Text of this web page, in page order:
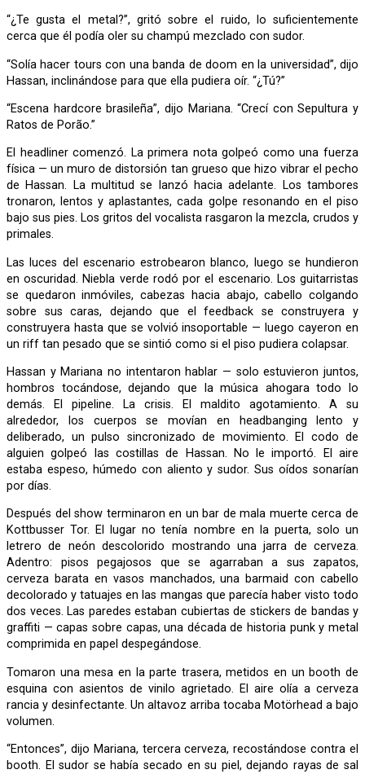
“¿Te gusta el metal?”, gritó sobre el ruido, lo suficientemente
cerca que él podía oler su champú mezclado con sudor.
“Solía hacer tours con una banda de doom en la universidad”, dijo
Hassan, inclinándose para que ella pudiera oír. “¿Tú?”
“Escena hardcore brasileña”, dijo Mariana. “Crecí con Sepultura y
Ratos de Porão.”
El headliner comenzó. La primera nota golpeó como una fuerza
física — un muro de distorsión tan grueso que hizo vibrar el pecho
de Hassan. La multitud se lanzó hacia adelante. Los tambores
tronaron, lentos y aplastantes, cada golpe resonando en el piso
bajo sus pies. Los gritos del vocalista rasgaron la mezcla, crudos y
primales.
Las luces del escenario estrobearon blanco, luego se hundieron
en oscuridad. Niebla verde rodó por el escenario. Los guitarristas
se quedaron inmóviles, cabezas hacia abajo, cabello colgando
sobre sus caras, dejando que el feedback se construyera y
construyera hasta que se volvió insoportable — luego cayeron en
un riff tan pesado que se sintió como si el piso pudiera colapsar.
Hassan y Mariana no intentaron hablar — solo estuvieron juntos,
hombros tocándose, dejando que la música ahogara todo lo
demás. El pipeline. La crisis. El maldito agotamiento. A su
alrededor, los cuerpos se movían en headbanging lento y
deliberado, un pulso sincronizado de movimiento. El codo de
alguien golpeó las costillas de Hassan. No le importó. El aire
estaba espeso, húmedo con aliento y sudor. Sus oídos sonarían
por días.
Después del show terminaron en un bar de mala muerte cerca de
Kottbusser Tor. El lugar no tenía nombre en la puerta, solo un
letrero de neón descolorido mostrando una jarra de cerveza.
Adentro: pisos pegajosos que se agarraban a sus zapatos,
cerveza barata en vasos manchados, una barmaid con cabello
decolorado y tatuajes en las mangas que parecía haber visto todo
dos veces. Las paredes estaban cubiertas de stickers de bandas y
graffiti — capas sobre capas, una década de historia punk y metal
comprimida en papel despegándose.
Tomaron una mesa en la parte trasera, metidos en un booth de
esquina con asientos de vinilo agrietado. El aire olía a cerveza
rancia y desinfectante. Un altavoz arriba tocaba Motörhead a bajo
volumen.
“Entonces”, dijo Mariana, tercera cerveza, recostándose contra el
booth. El sudor se había secado en su piel, dejando rayas de sal